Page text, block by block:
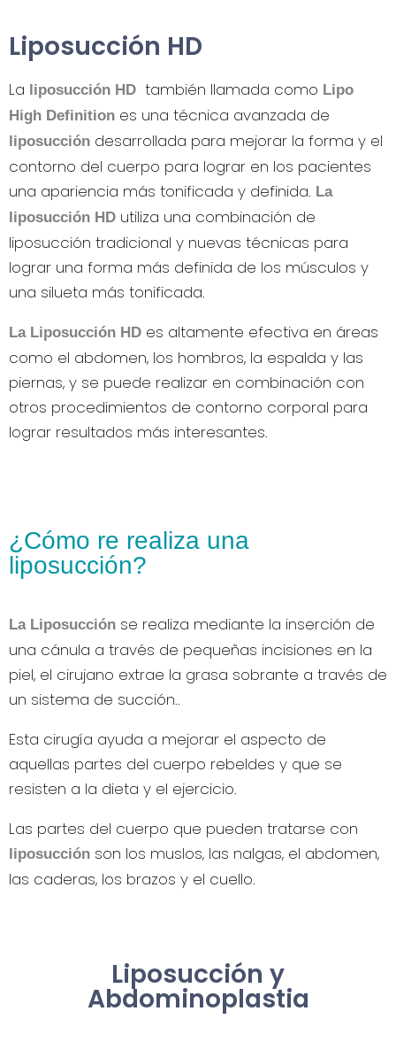
Liposucción HD
La liposucción HD también llamada como Lipo
High Definition es una técnica avanzada de
liposucción desarrollada para mejorar la forma y el
contorno del cuerpo para lograr en los pacientes
una apariencia más tonificada y definida. La
liposucción HD utiliza una combinación de
liposucción tradicional y nuevas técnicas para
lograr una forma más definida de los músculos y
una silueta más tonificada.
La Liposucción HD es altamente efectiva en áreas
como el abdomen, los hombros, la espalda y las
piernas, y se puede realizar en combinación con
otros procedimientos de contorno corporal para
lograr resultados más interesantes.
¿Cómo re realiza una
liposucción?
La Liposucción se realiza mediante la inserción de
una cánula a través de pequeñas incisiones en la
piel, el cirujano extrae la grasa sobrante a través de
un sistema de succión..
Esta cirugía ayuda a mejorar el aspecto de
aquellas partes del cuerpo rebeldes y que se
resisten a la dieta y el ejercicio.
Las partes del cuerpo que pueden tratarse con
liposucción son los muslos, las nalgas, el abdomen,
las caderas, los brazos y el cuello.
Liposucción y
Abdominoplastia